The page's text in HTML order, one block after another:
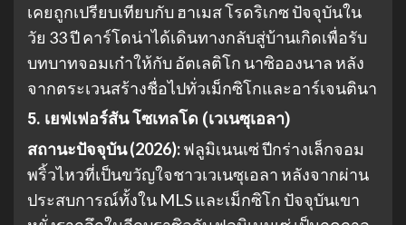
เคยถูกเปรียบเทียบกับ ฮาเมส โรดริเกซ ปัจจุบันใน
วัย 33 ปี คาร์โดน่าได้เดินทางกลับสู่บ้านเกิดเพื่อรับ
บทบาทจอมเก๋าให้กับ อัตเลติโก นาซิอองนาล หลัง
จากตระเวนสร้างชื่อไปทั่วเม็กซิโกและอาร์เจนตินา
5. เยฟเฟอร์สัน โซเทลโด (เวเนซุเอลา)
สถานะปัจจุบัน (2026):ฟลูมิเนนเซ่ ปีกร่างเล็กจอม
พริ้วไหวที่เป็นขวัญใจชาวเวเนซุเอลา หลังจากผ่าน
ประสบการณ์ทั้งใน MLS และเม็กซิโก ปัจจุบันเขา